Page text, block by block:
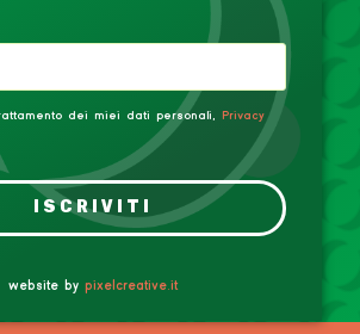
dei miei dati personali, Privacy
ISCRIVITI
website by pixelcreative.it